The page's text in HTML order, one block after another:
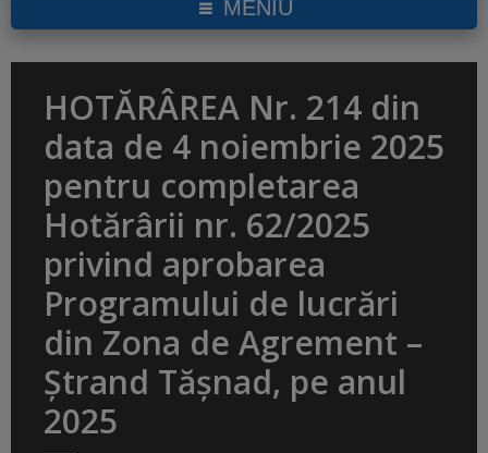
MENIU
HOTĂRÂREA Nr. 214 din
data de 4 noiembrie 2025
pentru completarea
Hotărârii nr. 62/2025
privind aprobarea
Programului de lucrări
din Zona de Agrement –
Ștrand Tășnad, pe anul
2025